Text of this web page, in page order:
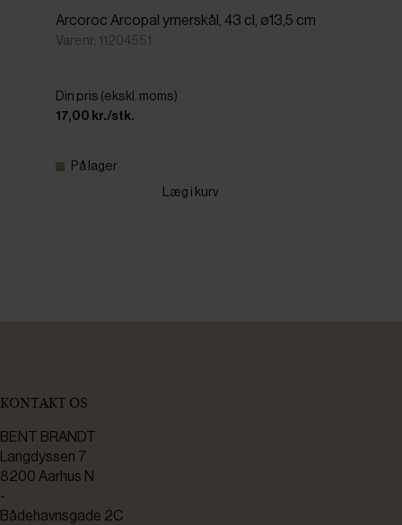
Arcoroc Arcopal ymerskål, 43 cl, ø13,5 cm
Varenr: 11204551
Din pris (ekskl. moms)
17,00 kr./stk.
På lager
Læg i kurv
KONTAKT OS
BENT BRANDT
Langdyssen 7
8200 Aarhus N
-
Bådehavnsgade 2C